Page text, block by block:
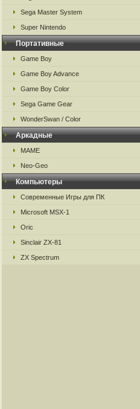
Sega Master System
Super Nintendo
Портативные
Game Boy
Game Boy Advance
Game Boy Color
Sega Game Gear
WonderSwan / Color
Аркадные
MAME
Neo-Geo
Компьютеры
Современные Игры для ПК
Microsoft MSX-1
Oric
Sinclair ZX-81
ZX Spectrum